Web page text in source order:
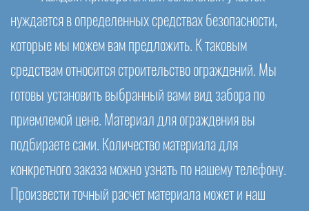
нуждается в определенных средствах безопасности,
которые мы можем вам предложить. К таковым
средствам относится строительство ограждений. Мы
готовы установить выбранный вами вид забора по
приемлемой цене. Материал для ограждения вы
подбираете сами. Количество материала для
конкретного заказа можно узнать по нашему телефону.
Произвести точный расчет материала может и наш